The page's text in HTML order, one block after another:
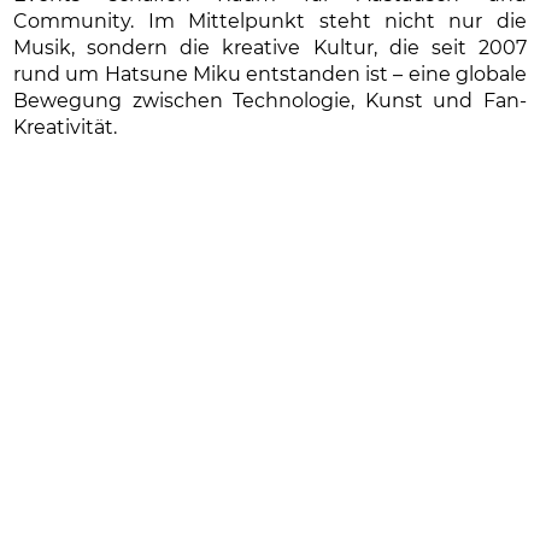
Community. Im Mittelpunkt steht nicht nur die
Musik, sondern die kreative Kultur, die seit 2007
rund um Hatsune Miku entstanden ist – eine globale
Bewegung zwischen Technologie, Kunst und Fan-
Kreativität.